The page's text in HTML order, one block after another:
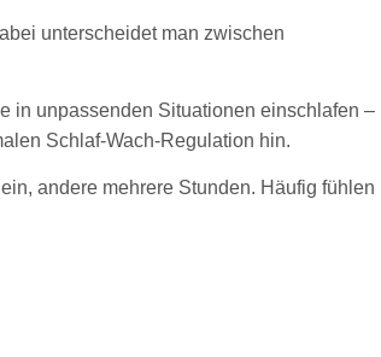
unterscheidet man zwischen
in unpassenden Situationen einschlafen –
Schlaf-Wach-Regulation hin.
andere mehrere Stunden. Häufig fühlen